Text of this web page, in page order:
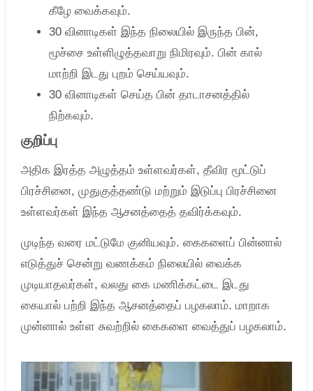
கீழே வைக்கவும்.
30 வினாடிகள் இந்த நிலையில் இருந்த பின்,
மூச்சை உள்ளிழுத்தவாறு நிமிரவும். பின் கால்
மாற்றி இடது புறம் செய்யவும்.
30 வினாடிகள் செய்த பின் தாடாசனத்தில்
நிற்கவும்.
குறிப்பு
அதிக இரத்த அழுத்தம் உள்ளவர்கள், தீவிர மூட்டுப்
பிரச்சினை, முதுகுத்தண்டு மற்றும் இடுப்பு பிரச்சினை
உள்ளவர்கள் இந்த ஆசனத்தைத் தவிர்க்கவும்.
முடிந்த வரை மட்டுமே குனியவும். கைகளைப் பின்னால்
எடுத்துச் சென்று வணக்கம் நிலையில் வைக்க
முடியாதவர்கள், வலது கை மணிக்கட்டை இடது
கையால் பற்றி இந்த ஆசனத்தைப் பழகலாம். மாறாக
முன்னால் உள்ள சுவற்றில் கைகளை வைத்துப் பழகலாம்.